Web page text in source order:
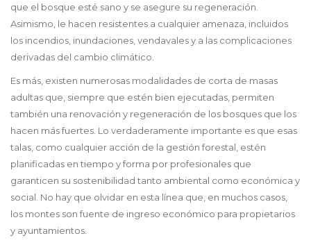
que el bosque esté sano y se asegure su regeneración.
Asimismo, le hacen resistentes a cualquier amenaza, incluidos
los incendios, inundaciones, vendavales y a las complicaciones
derivadas del cambio climático.
Es más, existen numerosas modalidades de corta de masas
adultas que, siempre que estén bien ejecutadas, permiten
también una renovación y regeneración de los bosques que los
hacen más fuertes. Lo verdaderamente importante es que esas
talas, como cualquier acción de la gestión forestal, estén
planificadas en tiempo y forma por profesionales que
garanticen su sostenibilidad tanto ambiental como económica y
social. No hay que olvidar en esta línea que, en muchos casos,
los montes son fuente de ingreso económico para propietarios
y ayuntamientos.